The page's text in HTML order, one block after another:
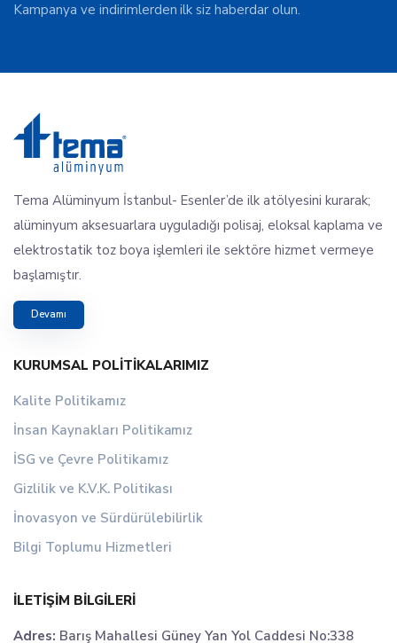
Kampanya ve indirimlerden ilk siz haberdar olun.
Tema Alüminyum İstanbul- Esenler’de ilk atölyesini kurarak;
alüminyum aksesuarlara uyguladığı polisaj, eloksal kaplama ve
elektrostatik toz boya işlemleri ile sektöre hizmet vermeye
başlamıştır.
Devamı
KURUMSAL POLITIKALARIMIZ
Kalite Politikamız
İnsan Kaynakları Politikamız
İSG ve Çevre Politikamız
Gizlilik ve K.V.K. Politikası
İnovasyon ve Sürdürülebilirlik
Bilgi Toplumu Hizmetleri
İLETIŞIM BILGILERI
Adres: Barış Mahallesi Güney Yan Yol Caddesi No:338